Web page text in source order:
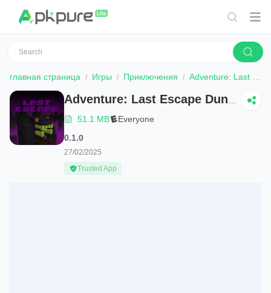
главная страница Игры Приключения Adventure: Last Escape Dungeon
51.1 MB
Everyone
0.1.0
27/02/2025
Trusted App